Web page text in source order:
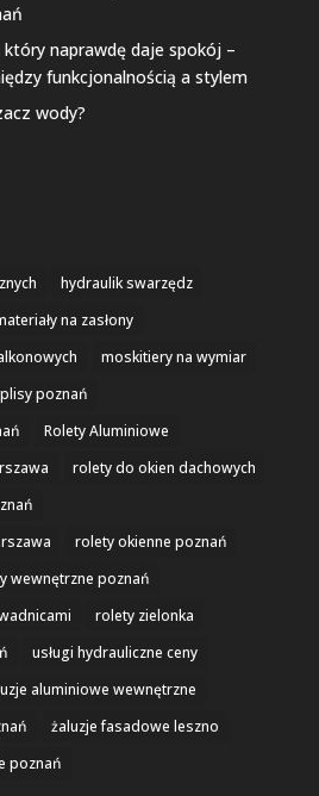
naprawdę daje spokój –
funkcjonalnością a stylem
wody?
hydraulik swarzędz
na zasłony
moskitiery na wymiar
plisy poznań
Rolety Aluminiowe
rolety do okien dachowych
rolety okienne poznań
wewnętrzne poznań
rolety zielonka
usługi hydrauliczne ceny
aluminiowe wewnętrzne
żaluzje fasadowe leszno
poznań